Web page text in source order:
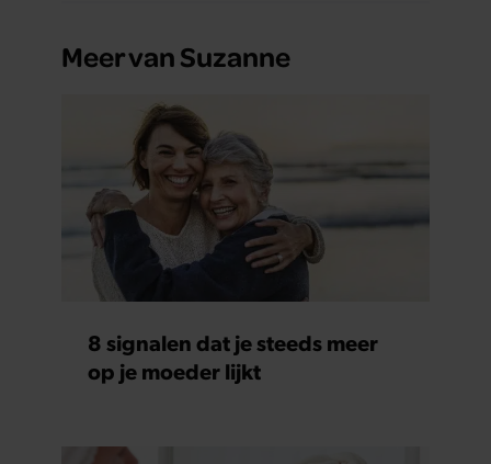
Meer van Suzanne
8 signalen dat je steeds meer
op je moeder lijkt